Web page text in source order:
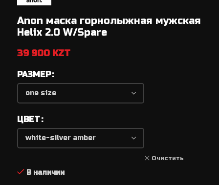
Anon маска горнолыжная мужская
Helix 2.0 W/Spare
39 900 KZT
РАЗМЕР
ЦВЕТ
Очистить
В наличии